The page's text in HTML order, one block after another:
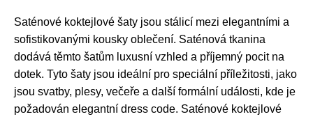
Saténové koktejlové šaty jsou stálicí mezi elegantními a
sofistikovanými kousky oblečení. Saténová tkanina
dodává těmto šatům luxusní vzhled a příjemný pocit na
dotek. Tyto šaty jsou ideální pro speciální příležitosti, jako
jsou svatby, plesy, večeře a další formální události, kde je
požadován elegantní dress code. Saténové koktejlové